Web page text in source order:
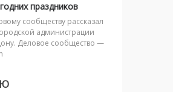
праздников
сообществу рассказал
администрации
Деловое сообщество —